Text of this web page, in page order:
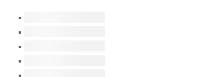
このタイトルの巻号